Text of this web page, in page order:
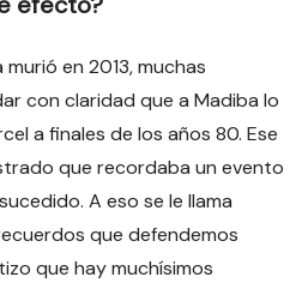
en 2013, muchas
con claridad que a Madiba lo
a finales de los años 80. Ese
que recordaba un evento
A eso se le llama
que defendemos
que hay muchísimos